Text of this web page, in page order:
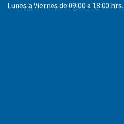
Lunes a Viernes de 09:00 a 18:00 hrs.